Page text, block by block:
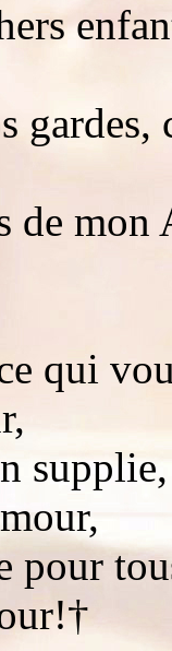
gardes,
de mon
qui
pour